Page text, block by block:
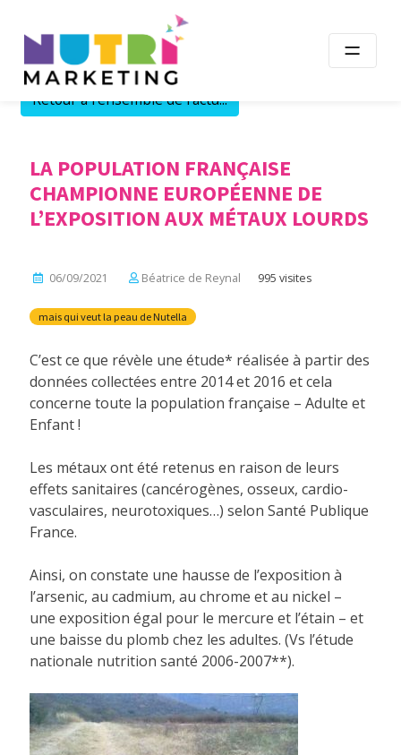
Retour à l'ensemble de l'actu...
LA POPULATION FRANÇAISE
CHAMPIONNE EUROPÉENNE DE
L’EXPOSITION AUX MÉTAUX LOURDS
06/09/2021 Béatrice de Reynal 995 visites
mais qui veut la peau de Nutella
C’est ce que révèle une étude* réalisée à partir des
données collectées entre 2014 et 2016 et cela
concerne toute la population française – Adulte et
Enfant !
Les métaux ont été retenus en raison de leurs
effets sanitaires (cancérogènes, osseux, cardio-
vasculaires, neurotoxiques…) selon Santé Publique
France.
Ainsi, on constate une hausse de l’exposition à
l’arsenic, au cadmium, au chrome et au nickel –
une exposition égal pour le mercure et l’étain – et
une baisse du plomb chez les adultes. (Vs l’étude
nationale nutrition santé 2006-2007**).